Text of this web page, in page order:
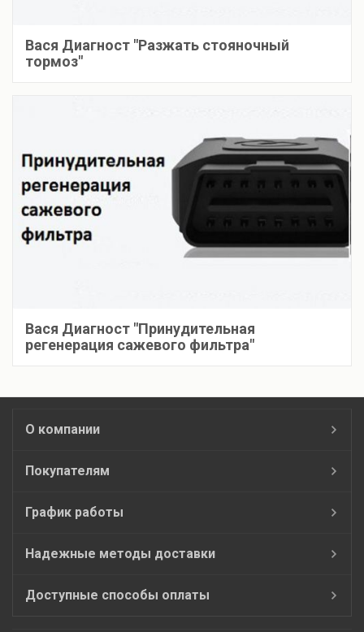
Вася Диагност "Разжать стояночный
тормоз"
Вася Диагност "Принудительная
регенерация сажевого фильтра"
О компании
Покупателям
График работы
Надежные методы доставки
Доступные способы оплаты